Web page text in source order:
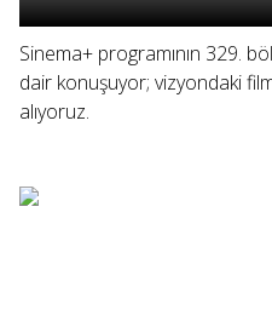
Sinema+ programının 329.
dair konuşuyor; vizyondaki
alıyoruz.